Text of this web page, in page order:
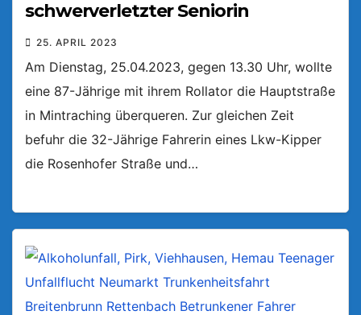
schwerverletzter Seniorin
25. APRIL 2023
Am Dienstag, 25.04.2023, gegen 13.30 Uhr, wollte
eine 87-Jährige mit ihrem Rollator die Hauptstraße
in Mintraching überqueren. Zur gleichen Zeit
befuhr die 32-Jährige Fahrerin eines Lkw-Kipper
die Rosenhofer Straße und…